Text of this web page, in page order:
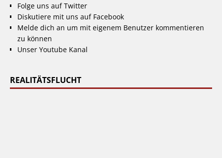
Folge uns auf Twitter
Diskutiere mit uns auf Facebook
Melde dich an um mit eigenem Benutzer kommentieren
zu können
Unser Youtube Kanal
REALITÄTSFLUCHT